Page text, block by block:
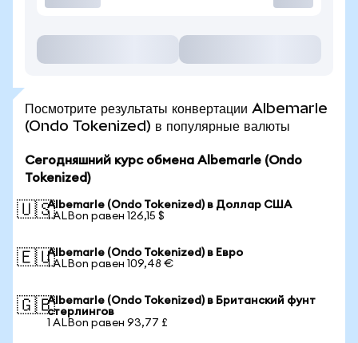
Посмотрите результаты конвертации Albemarle
(Ondo Tokenized) в популярные валюты
Сегодняшний курс обмена Albemarle (Ondo
Tokenized)
🇺🇸Albemarle (Ondo Tokenized) в Доллар США
1 ALBon равен 126,15 $
🇪🇺Albemarle (Ondo Tokenized) в Евро
1 ALBon равен 109,48 €
🇬🇧Albemarle (Ondo Tokenized) в Британский фунт
стерлингов
1 ALBon равен 93,77 £